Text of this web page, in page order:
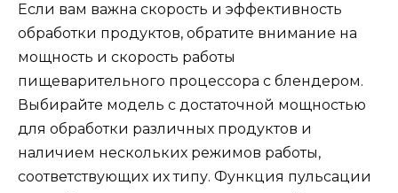
Если вам важна скорость и эффективность
обработки продуктов, обратите внимание на
мощность и скорость работы
пищеварительного процессора с блендером.
Выбирайте модель с достаточной мощностью
для обработки различных продуктов и
наличием нескольких режимов работы,
соответствующих их типу. Функция пульсации